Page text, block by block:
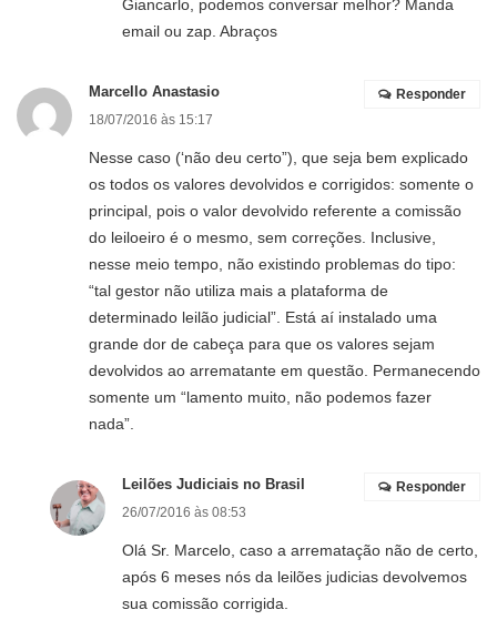
Giancarlo, podemos conversar melhor? Manda
email ou zap. Abraços
Marcello Anastasio
18/07/2016 às 15:17
Nesse caso (‘não deu certo”), que seja bem explicado
os todos os valores devolvidos e corrigidos: somente o
principal, pois o valor devolvido referente a comissão
do leiloeiro é o mesmo, sem correções. Inclusive,
nesse meio tempo, não existindo problemas do tipo:
“tal gestor não utiliza mais a plataforma de
determinado leilão judicial”. Está aí instalado uma
grande dor de cabeça para que os valores sejam
devolvidos ao arrematante em questão. Permanecendo
somente um “lamento muito, não podemos fazer
nada”.
Responder
Leilões Judiciais no Brasil
26/07/2016 às 08:53
Olá Sr. Marcelo, caso a arrematação não de certo,
após 6 meses nós da leilões judicias devolvemos
sua comissão corrigida.
Responder